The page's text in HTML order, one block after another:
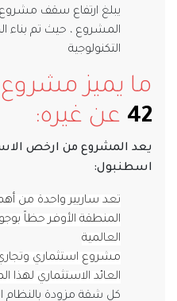
المشروع ، حيث تم بناء
التكنولوجية
ما يميز مشروع
42 عن غيره:
يعد المشروع من ارخص
اسطنبول:
تعد ساريير واحدة من
المنطقة الأوفر حظاً
العالمية
مشروع استثماري وتجاري
العائد الاستثماري لهذا
كل شقة مزودة بالنظام